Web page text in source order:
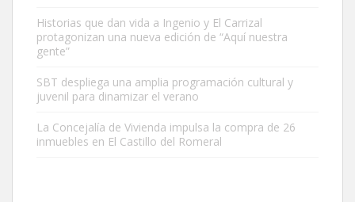
Este gato macho ha aparecido en la calle hace menos de un mes,
es muy manso y extremadamente cari...
Leales.org » Gran Canaria
Historias que dan vida a Ingenio y El Carrizal
protagonizan una nueva edición de “Aquí nuestra
gente”
SBT despliega una amplia programación cultural y
juvenil para dinamizar el verano
La Concejalía de Vivienda impulsa la compra de 26
inmuebles en El Castillo del Romeral